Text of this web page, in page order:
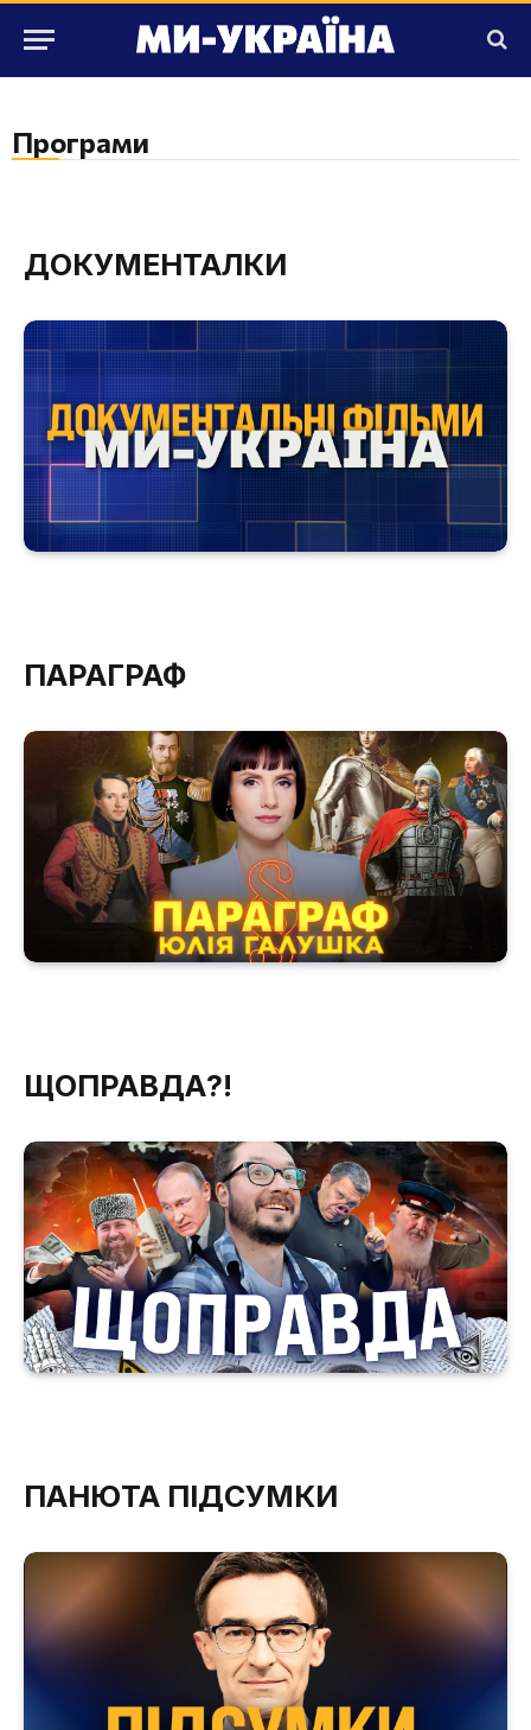
Програми
ДОКУМЕНТАЛКИ
ПАРАГРАФ
ЩОПРАВДА?!
ПАНЮТА ПІДСУМКИ